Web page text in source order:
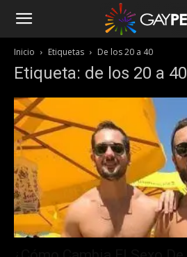
Inicio Etiquetas De los 20 a 40
Etiqueta: de los 20 a 40